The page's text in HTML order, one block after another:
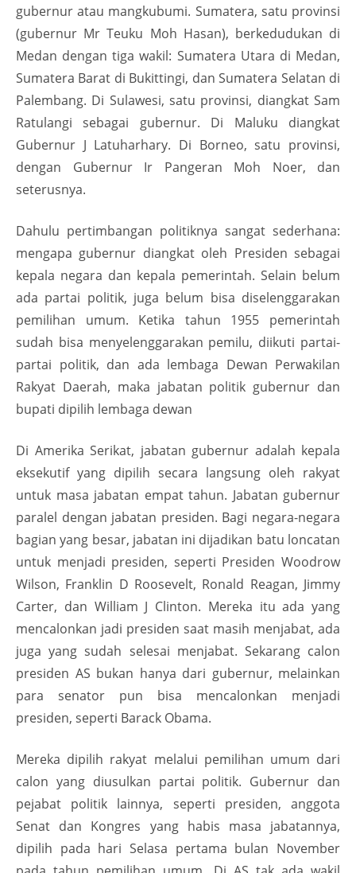
gubernur atau mangkubumi. Sumatera, satu provinsi
(gubernur Mr Teuku Moh Hasan), berkedudukan di
Medan dengan tiga wakil: Sumatera Utara di Medan,
Sumatera Barat di Bukittingi, dan Sumatera Selatan di
Palembang. Di Sulawesi, satu provinsi, diangkat Sam
Ratulangi sebagai gubernur. Di Maluku diangkat
Gubernur J Latuharhary. Di Borneo, satu provinsi,
dengan Gubernur Ir Pangeran Moh Noer, dan
seterusnya.
Dahulu pertimbangan politiknya sangat sederhana:
mengapa gubernur diangkat oleh Presiden sebagai
kepala negara dan kepala pemerintah. Selain belum
ada partai politik, juga belum bisa diselenggarakan
pemilihan umum. Ketika tahun 1955 pemerintah
sudah bisa menyelenggarakan pemilu, diikuti partai-
partai politik, dan ada lembaga Dewan Perwakilan
Rakyat Daerah, maka jabatan politik gubernur dan
bupati dipilih lembaga dewan
Di Amerika Serikat, jabatan gubernur adalah kepala
eksekutif yang dipilih secara langsung oleh rakyat
untuk masa jabatan empat tahun. Jabatan gubernur
paralel dengan jabatan presiden. Bagi negara-negara
bagian yang besar, jabatan ini dijadikan batu loncatan
untuk menjadi presiden, seperti Presiden Woodrow
Wilson, Franklin D Roosevelt, Ronald Reagan, Jimmy
Carter, dan William J Clinton. Mereka itu ada yang
mencalonkan jadi presiden saat masih menjabat, ada
juga yang sudah selesai menjabat. Sekarang calon
presiden AS bukan hanya dari gubernur, melainkan
para senator pun bisa mencalonkan menjadi
presiden, seperti Barack Obama.
Mereka dipilih rakyat melalui pemilihan umum dari
calon yang diusulkan partai politik. Gubernur dan
pejabat politik lainnya, seperti presiden, anggota
Senat dan Kongres yang habis masa jabatannya,
dipilih pada hari Selasa pertama bulan November